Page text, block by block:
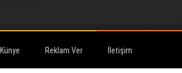
Künye Reklam Ver İletişim